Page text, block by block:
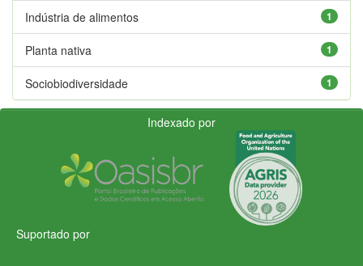
1
Indústria de alimentos
1
Planta nativa
1
Sociobiodiversidade
Indexado por
Suportado por